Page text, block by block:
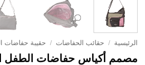
الرئيسية / حقائب الحفاضات / حقيبة حفاضات
مصمم أكياس حفاضات الطفل